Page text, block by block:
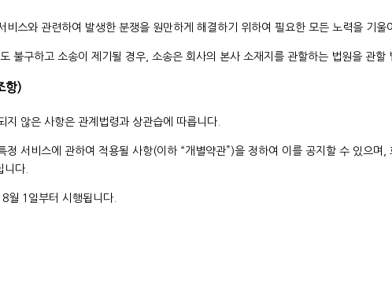
비스와 관련하여 발생한 분쟁을 원만하게 해결하기 위하여 필요한 모든 노력을 기울
불구하고 소송이 제기될 경우, 소송은 회사의 본사 소재지를 관할하는 법원을 관할
항)
지 않은 사항은 관계법령과 상관습에 따릅니다.
정 서비스에 관하여 적용될 사항(이하 “개별약관”)을 정하여 이를 공지할 수 있으며
니다.
월 1일부터 시행됩니다.